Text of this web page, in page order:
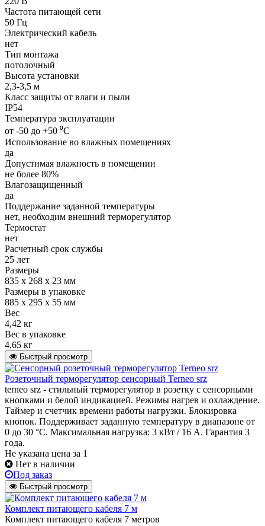
Частота питающей сети
50 Гц
Электрический кабель
нет
Тип монтажа
потолочный
Высота установки
2,3-3,5 м
Класс защиты от влаги и пыли
IP54
Температура эксплуатации
от -50 до +50 ⁰С
Использование во влажных помещениях
да
Допустимая влажность в помещении
не более 80%
Влагозащищенный
да
Поддержание заданной температуры
нет, необходим внешний терморегулятор
Термостат
нет
Расчетный срок службы
25 лет
Размеры
835 х 268 х 23 мм
Размеры в упаковке
885 х 295 х 55 мм
Вес
4,42 кг
Вес в упаковке
4,65 кг
Быстрый просмотр
Розеточный терморегулятор сенсорный Terneo srz
terneo srz - стильный терморегулятор в розетку с сенсорными
кнопками и белой индикацией. Режимы нагрев и охлаждение.
Таймер и счетчик времени работы нагрузки. Блокировка
кнопок. Поддерживает заданную температуру в диапазоне от
0 до 30 °С. Максимальная нагрузка: 3 кВт / 16 А. Гарантия 3
года.
Не указана цена за 1
Нет в наличии
Под заказ
Быстрый просмотр
Комплект питающего кабеля 7 м
Комплект питающего кабеля 7 метров